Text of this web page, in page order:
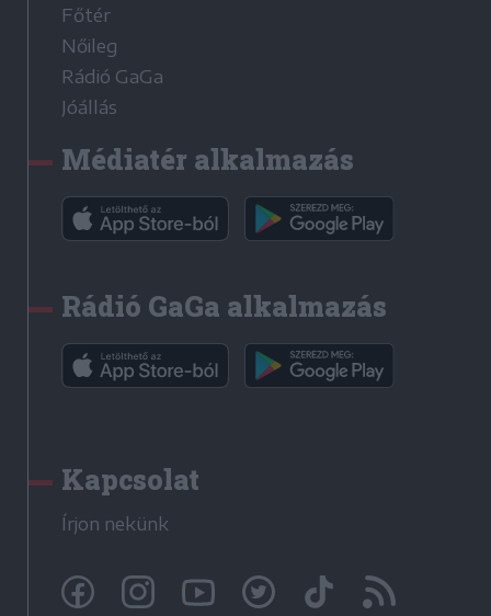
Főtér
Nőileg
Rádió GaGa
Jóállás
Médiatér alkalmazás
Rádió GaGa alkalmazás
Kapcsolat
Írjon nekünk